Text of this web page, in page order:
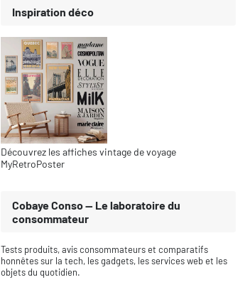
Inspiration déco
Découvrez les affiches vintage de voyage
MyRetroPoster
Cobaye Conso — Le laboratoire du
consommateur
Tests produits, avis consommateurs et comparatifs
honnêtes sur la tech, les gadgets, les services web et les
objets du quotidien.